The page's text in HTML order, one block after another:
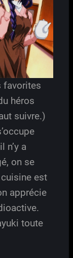
favorites
héros
suivre.)
n’y a
on se
cuisine est
apprécie
toute